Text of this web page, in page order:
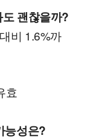
괜찮을까?
비 1.6%까
효
능성은?